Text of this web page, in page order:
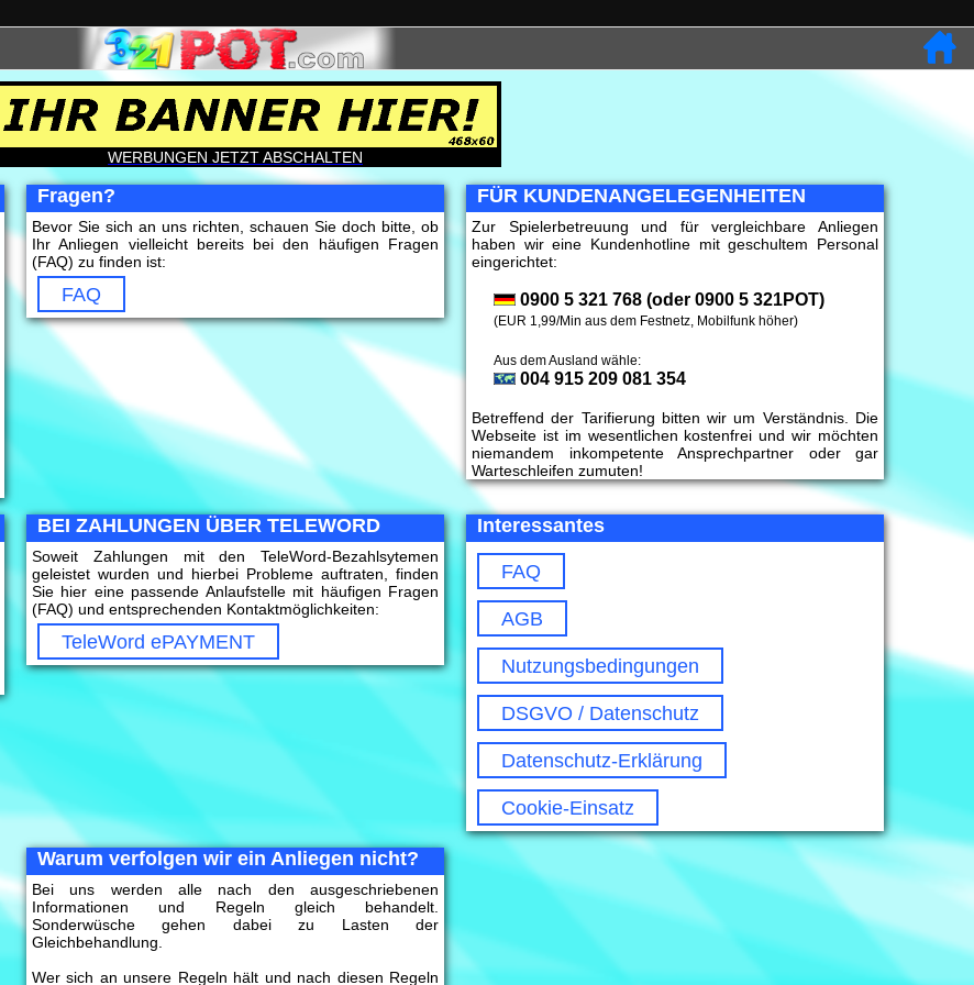
WERBUNGEN JETZT ABSCHALTEN
Fragen?
Bevor Sie sich an uns richten, schauen Sie doch bitte, ob
Ihr Anliegen vielleicht bereits bei den häufigen Fragen
(FAQ) zu finden ist:
FAQ
FÜR KUNDENANGELEGENHEITEN
Zur Spielerbetreuung und für vergleichbare Anliegen
haben wir eine Kundenhotline mit geschultem Personal
eingerichtet:
0900 5 321 768 (oder 0900 5 321POT)
(EUR 1,99/Min aus dem Festnetz, Mobilfunk höher)
Aus dem Ausland wähle:
004 915 209 081 354
Betreffend der Tarifierung bitten wir um Verständnis. Die
Webseite ist im wesentlichen kostenfrei und wir möchten
niemandem inkompetente Ansprechpartner oder gar
Warteschleifen zumuten!
BEI ZAHLUNGEN ÜBER TELEWORD
Soweit Zahlungen mit den TeleWord-Bezahlsytemen
geleistet wurden und hierbei Probleme auftraten, finden
Sie hier eine passende Anlaufstelle mit häufigen Fragen
(FAQ) und entsprechenden Kontaktmöglichkeiten:
TeleWord ePAYMENT
Interessantes
FAQ
AGB
Nutzungsbedingungen
DSGVO / Datenschutz
Datenschutz-Erklärung
Cookie-Einsatz
Warum verfolgen wir ein Anliegen nicht?
Bei uns werden alle nach den ausgeschriebenen
Informationen und Regeln gleich behandelt.
Sonderwüsche gehen dabei zu Lasten der
Gleichbehandlung.
Wer sich an unsere Regeln hält und nach diesen Regeln